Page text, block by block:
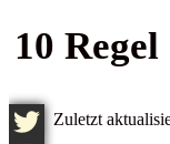
10 Regel
Zuletzt